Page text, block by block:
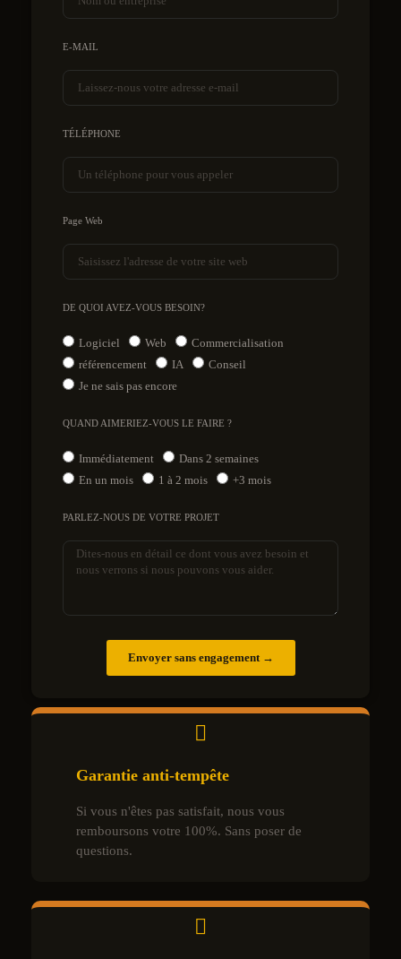
E-MAIL
TÉLÉPHONE
Page Web
DE QUOI AVEZ-VOUS BESOIN?
Logiciel Web
Commercialisation
référencement
IA
Conseil
Je ne sais pas encore
QUAND AIMERIEZ-VOUS LE FAIRE ?
Immédiatement
Dans 2 semaines
En un mois
1 à 2 mois +3 mois
PARLEZ-NOUS DE VOTRE PROJET
Envoyer sans engagement →
Garantie anti-tempête
Si vous n'êtes pas satisfait, nous vous
remboursons votre 100%. Sans poser de
questions.